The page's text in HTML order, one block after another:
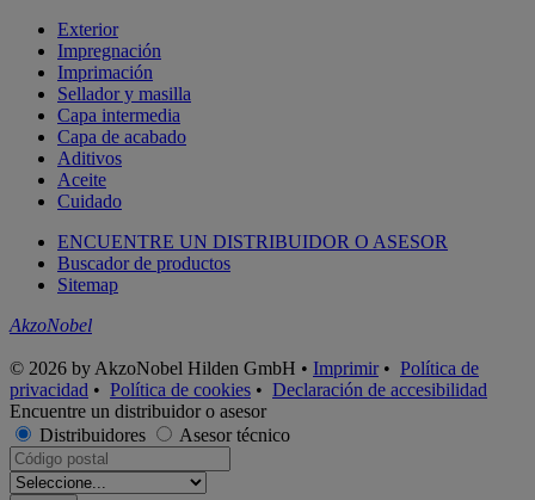
Exterior
Impregnación
Imprimación
Sellador y masilla
Capa intermedia
Capa de acabado
Aditivos
Aceite
Cuidado
ENCUENTRE UN DISTRIBUIDOR O ASESOR
Buscador de productos
Sitemap
AkzoNobel
© 2026 by AkzoNobel Hilden GmbH • Imprimir• Política de
privacidad • Política de cookies • Declaración de accesibilidad
Encuentre un distribuidor o asesor
Distribuidores
Asesor técnico